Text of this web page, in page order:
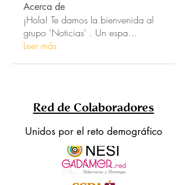
Acerca de
¡Hola! Te damos la bienvenida al
grupo 'Noticias' . Un espa...
Leer más
Red de Colaboradores
Unidos por el reto demográfico